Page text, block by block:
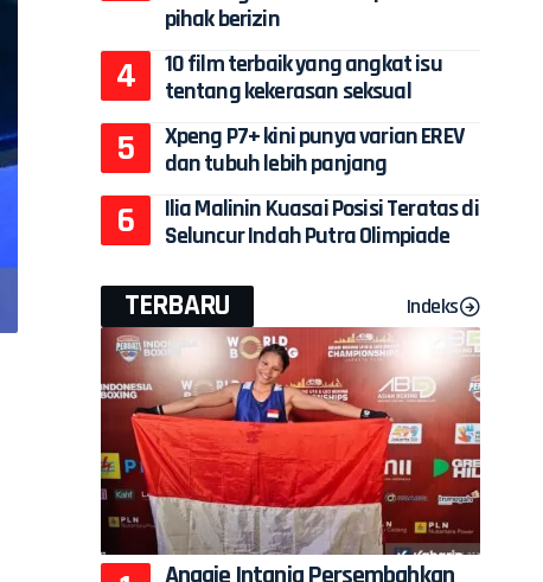
pihak berizin
10 film terbaik yang angkat isu
tentang kekerasan seksual
Xpeng P7+ kini punya varian EREV
dan tubuh lebih panjang
Ilia Malinin Kuasai Posisi Teratas di
Seluncur Indah Putra Olimpiade
TERBARU Indeks